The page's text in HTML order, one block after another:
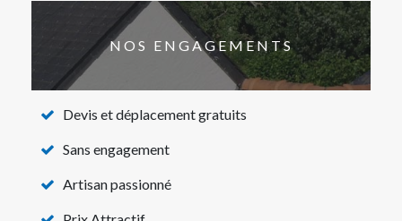
NOS ENGAGEMENTS
Devis et déplacement gratuits
Sans engagement
Artisan passionné